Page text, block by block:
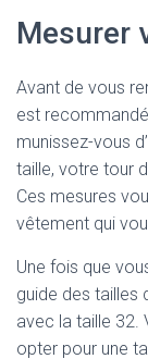
Mesurer
Avant de vous
est
munissez-vous
taille, votre tour
Ces mesures
vêtement qui
Une fois que
guide des tailles
avec la taille 32.
opter pour une